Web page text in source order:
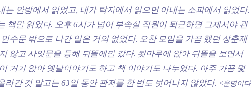
는 안방에서 읽었고, 내가 탁자에서 읽으면 아내는 소파에서 읽었다.
책만 읽었다. 오후 6시가 넘어 부속실 직원이 퇴근하면 그제서야 관
수문 밖으로 나간 일은 거의 없었다. 오찬 모임을 가끔 했던 상춘재
않고 사잇문을 통해 뒤뜰에만 갔다. 툇마루에 앉아 뒤뜰을 보면서
거기 앉아 옛날이야기도 하고 책 이야기도 나누었다. 아주 가끔 몇
라간 것 말고는 63일 동안 관저를 한 번도 벗어나지 않았다. <운명이다